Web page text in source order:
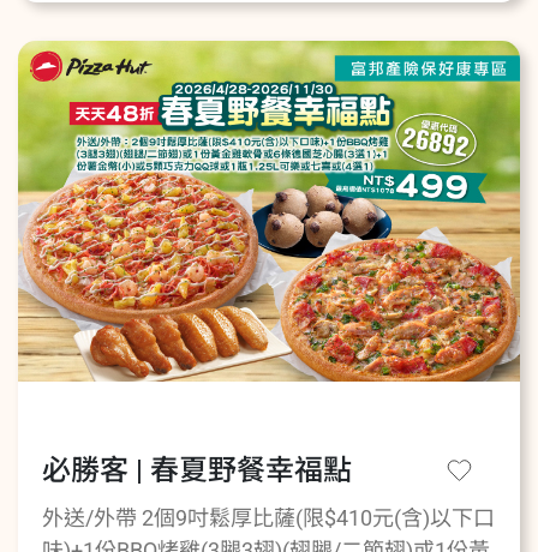
必勝客 | 春夏野餐幸福點
外送/外帶 2個9吋鬆厚比薩(限$410元(含)以下口